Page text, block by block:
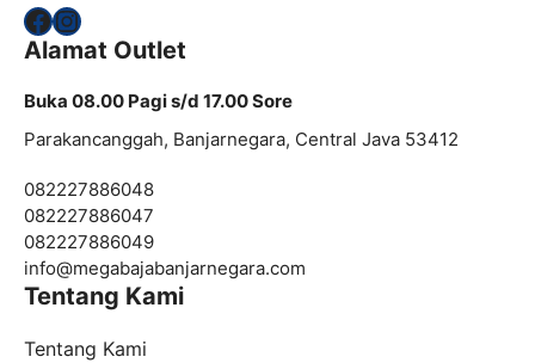
Facebook
Instagram
Alamat Outlet
Buka 08.00 Pagi s/d 17.00 Sore
Parakancanggah, Banjarnegara, Central Java 53412
082227886048
082227886047
082227886049
info@megabajabanjarnegara.com
Tentang Kami
Tentang Kami